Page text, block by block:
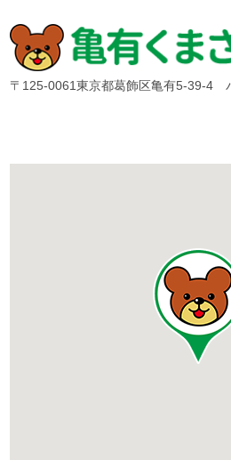
〒125-0061東京都葛飾区亀有5-39-4